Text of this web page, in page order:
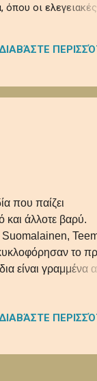
οι ελεγειακές
σκιές σε
μία
που παίζει
και άλλοτε βαρύ.
Suomalainen,
το
είναι γραμμένα